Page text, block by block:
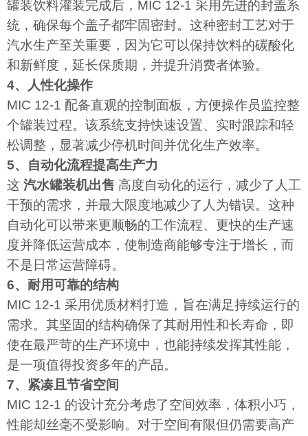
罐装饮料灌装完成后，MIC 12-1 采用先进的封盖系
统，确保每个盖子都牢固密封。这种密封工艺对于
汽水生产至关重要，因为它可以保持饮料的碳酸化
和新鲜度，延长保质期，并提升消费者体验。
4、人性化操作
MIC 12-1 配备直观的控制面板，方便操作员监控整
个罐装过程。该系统支持快速设置、实时跟踪和轻
松调整，显著减少停机时间并优化生产效率。
5、自动化流程提高生产力
这 汽水罐装机出售 高度自动化的运行，减少了人工
干预的需求，并最大限度地减少了人为错误。这种
自动化可以带来更顺畅的工作流程、更快的生产速
度并降低运营成本，使制造商能够专注于增长，而
不是日常运营障碍。
6、耐用可靠的结构
MIC 12-1 采用优质材料打造，旨在满足持续运行的
需求。其坚固的结构确保了其耐用性和长寿命，即
使在最严苛的生产环境中，也能持续发挥其性能，
是一项值得投资多年的产品。
7、紧凑且节省空间
MIC 12-1 的设计充分考虑了空间效率，体积小巧，
性能却丝毫不受影响。对于空间有限但仍需要高产